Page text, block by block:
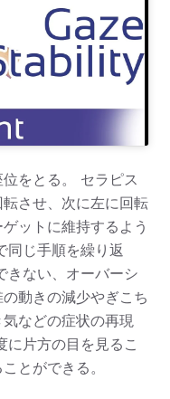
をとる。 セラピス
させ、次に左に回転
ットに維持するよう
同じ手順を繰り返
きない、オーバーシ
動きの減少やぎこち
などの症状の再現
に片方の目を見るこ
とができる。